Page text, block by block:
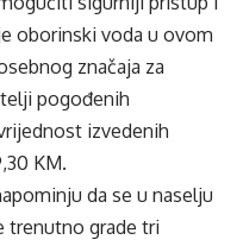
oborinski voda u ovom
značaja za
pogođenih
izvedenih
KM.
da se u naselju
trenutno grade tri